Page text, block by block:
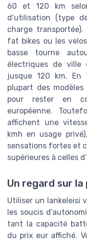
60 et 120 km
d’utilisation (type
charge
fat bikes ou les
basse tourne
électriques de ville
jusque 120 km. En
plupart des
pour rester en
européenne.
affichent une
kmh en usage
sensations fortes et
supérieures à celles
Un regard sur
Utiliser un lankeleisi
les soucis
tant la capacité
du prix eur affiché.